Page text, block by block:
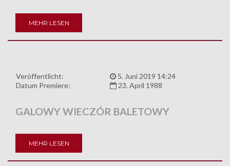
MEHR LESEN
Veröffentlicht:
5. Juni 2019 14:24
Datum Premiere:
23. April 1988
GALOWY WIECZÓR BALETOWY
MEHR LESEN